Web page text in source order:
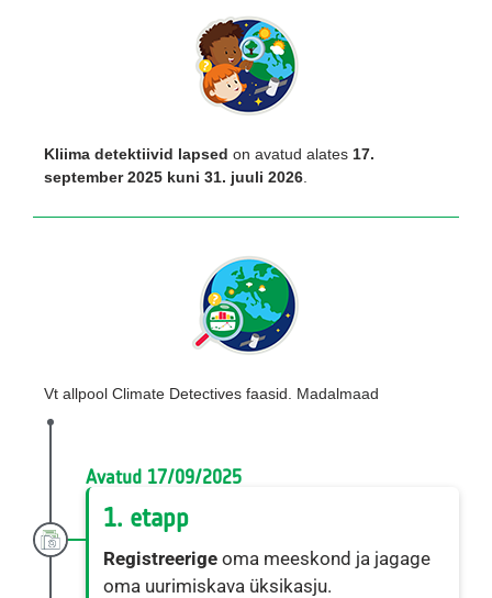
Kliima detektiivid lapsed on avatud alates 17.
september 2025 kuni 31. juuli 2026.
Vt allpool Climate Detectives faasid. Madalmaad
Avatud 17/09/2025
1. etapp
Registreerigeoma meeskond ja jagage
oma uurimiskava üksikasju.